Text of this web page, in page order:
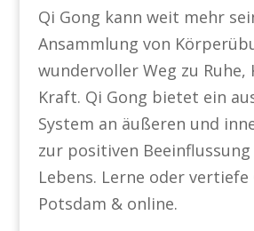
Qi Gong kann weit mehr
Ansammlung von
wundervoller Weg zu Ruhe,
Kraft. Qi Gong bietet ein
System an äußeren und
zur positiven Beeinflussung
Lebens. Lerne oder vertiefe
Potsdam & online.